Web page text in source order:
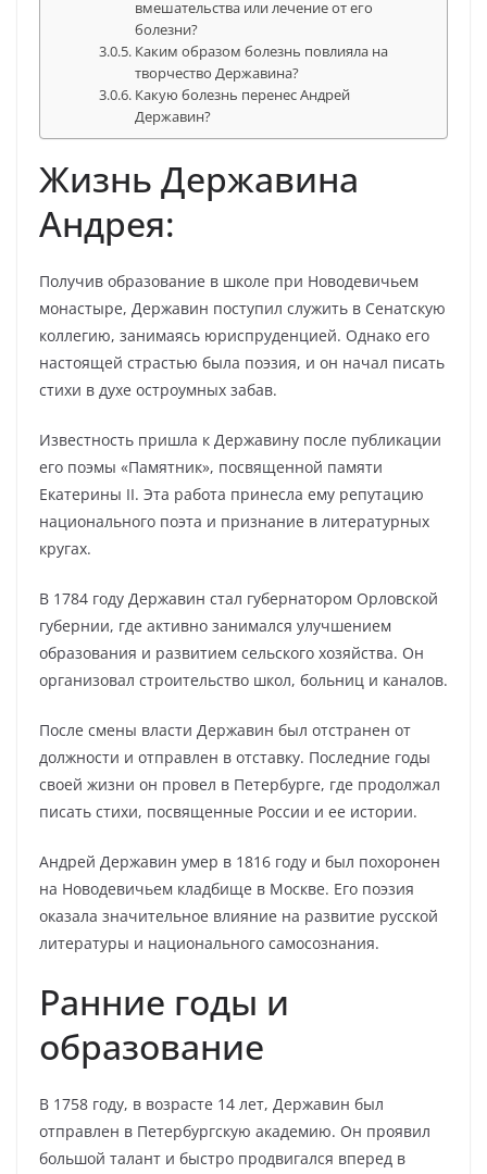
вмешательства или лечение от его
болезни?
Каким образом болезнь повлияла на
творчество Державина?
Какую болезнь перенес Андрей
Державин?
Жизнь Державина
Андрея:
Получив образование в школе при Новодевичьем
монастыре, Державин поступил служить в Сенатскую
коллегию, занимаясь юриспруденцией. Однако его
настоящей страстью была поэзия, и он начал писать
стихи в духе остроумных забав.
Известность пришла к Державину после публикации
его поэмы «Памятник», посвященной памяти
Екатерины II. Эта работа принесла ему репутацию
национального поэта и признание в литературных
кругах.
В 1784 году Державин стал губернатором Орловской
губернии, где активно занимался улучшением
образования и развитием сельского хозяйства. Он
организовал строительство школ, больниц и каналов.
После смены власти Державин был отстранен от
должности и отправлен в отставку. Последние годы
своей жизни он провел в Петербурге, где продолжал
писать стихи, посвященные России и ее истории.
Андрей Державин умер в 1816 году и был похоронен
на Новодевичьем кладбище в Москве. Его поэзия
оказала значительное влияние на развитие русской
литературы и национального самосознания.
Ранние годы и
образование
В 1758 году, в возрасте 14 лет, Державин был
отправлен в Петербургскую академию. Он проявил
большой талант и быстро продвигался вперед в